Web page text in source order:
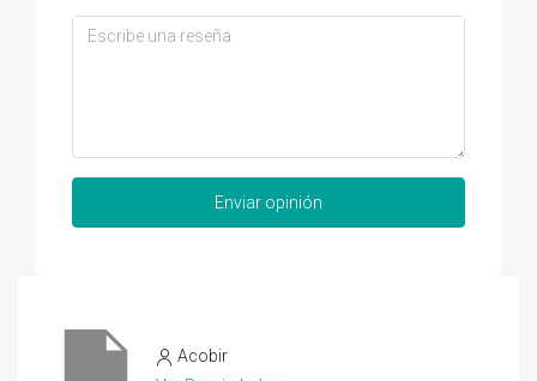
Enviar opinión
Acobir